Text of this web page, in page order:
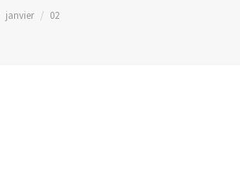
janvier 02